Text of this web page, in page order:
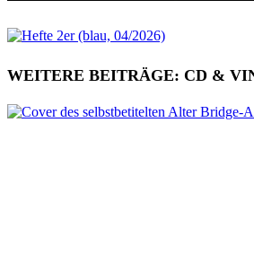
WEITERE BEITRÄGE: CD &